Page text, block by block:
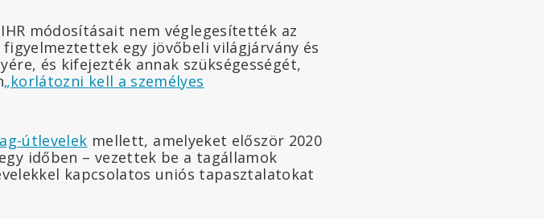
módosításait nem véglegesítették az
egy jövőbeli világjárvány és
és kifejezték annak szükségességét,
„korlátozni kell a személyes
útlevelek mellett, amelyeket először 2020
időben – vezettek be a tagállamok
kapcsolatos uniós tapasztalatokat